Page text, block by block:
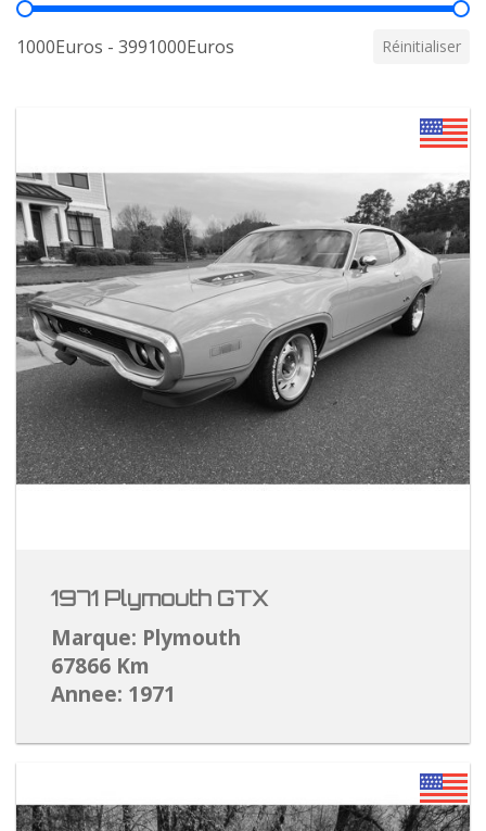
Prix
1000Euros - 3991000Euros Réinitialiser
1971 Plymouth GTX
Marque: Plymouth
67866 Km
Annee: 1971